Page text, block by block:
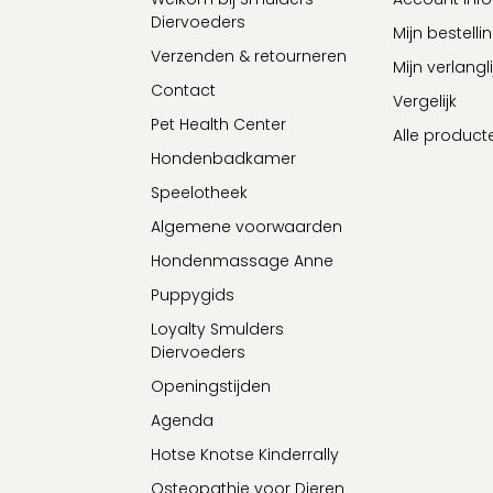
Diervoeders
Verzenden & retourneren
Contact
Pet Health Center
Hondenbadkamer
Speelotheek
Algemene voorwaarden
Hondenmassage Anne
Puppygids
Loyalty Smulders
Diervoeders
Openingstijden
Agenda
Hotse Knotse Kinderrally
Mijn
Mijn
Vergelijk
Alle